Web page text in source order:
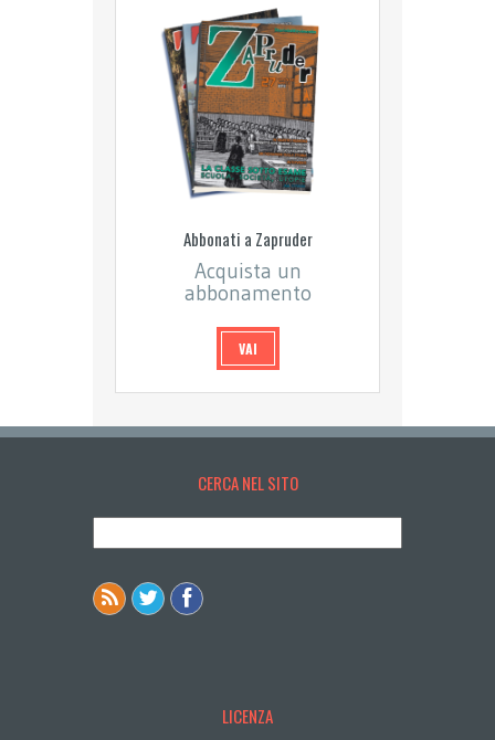
Abbonati a Zapruder
Acquista un
abbonamento
VAI
CERCA NEL SITO
LICENZA